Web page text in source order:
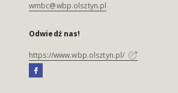
wmbc@wbp.olsztyn.pl
Odwiedź nas!
https://www.wbp.olsztyn.pl/